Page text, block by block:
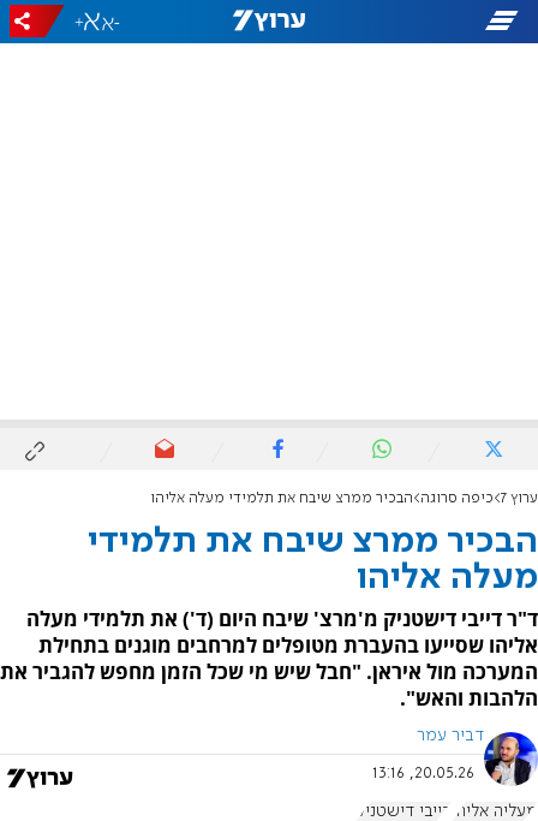
-
+
ערוץ 7 כיפה סרוגה הבכיר ממרצ שיבח את תלמידי מעלה אליהו
הבכיר ממרצ שיבח את תלמידי
מעלה אליהו
ד"ר דייבי דישטניק מ'מרצ' שיבח היום (ד') את תלמידי מעלה
אליהו שסייעו בהעברת מטופלים למרחבים מוגנים בתחילת
המערכה מול איראן. "חבל שיש מי שכל הזמן מחפש להגביר את
הלהבות והאש".
דביר עמר
20.05.26, 13:16
מעליה אליהו דייבי דישטניק